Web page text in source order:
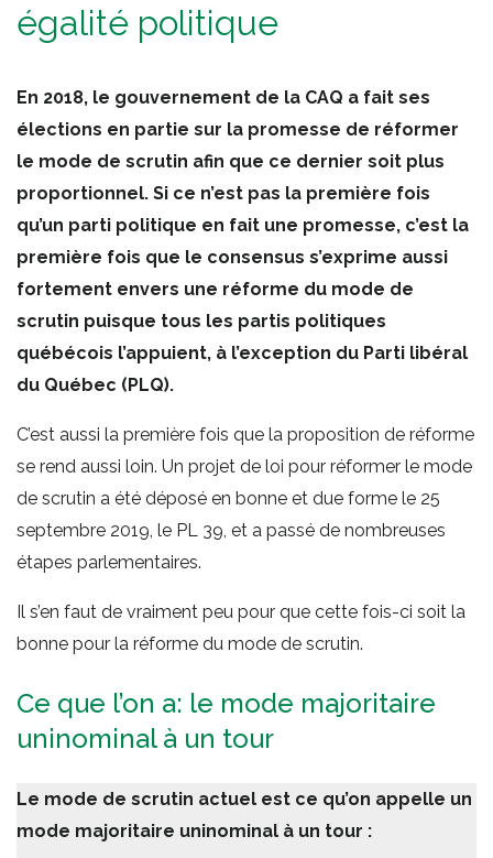
égalité politique
En 2018, le gouvernement de la CAQ a fait ses
élections en partie sur la promesse de réformer
le mode de scrutin afin que ce dernier soit plus
proportionnel. Si ce n’est pas la première fois
qu’un parti politique en fait une promesse, c’est la
première fois que le consensus s’exprime aussi
fortement envers une réforme du mode de
scrutin puisque tous les partis politiques
québécois l’appuient, à l’exception du Parti libéral
du Québec (PLQ).
C’est aussi la première fois que la proposition de réforme
se rend aussi loin. Un projet de loi pour réformer le mode
de scrutin a été déposé en bonne et due forme le 25
septembre 2019, le PL 39, et a passé de nombreuses
étapes parlementaires.
Il s’en faut de vraiment peu pour que cette fois-ci soit la
bonne pour la réforme du mode de scrutin.
Ce que l’on a: le mode majoritaire
uninominal à un tour
Le mode de scrutin actuel est ce qu’on appelle un
mode majoritaire uninominal à un tour :